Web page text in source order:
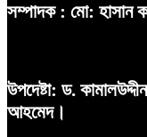
সম্পাদক : মো: হাসান
উপদেষ্টা: ড.
আহমেদ।